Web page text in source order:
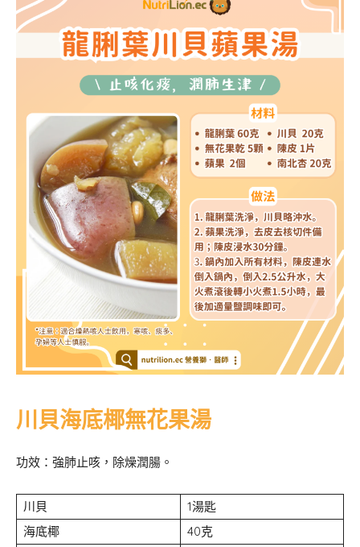
川貝海底椰無花果湯
功效：強肺止咳，除燥潤腸。
川貝
1湯匙
海底椰
40克